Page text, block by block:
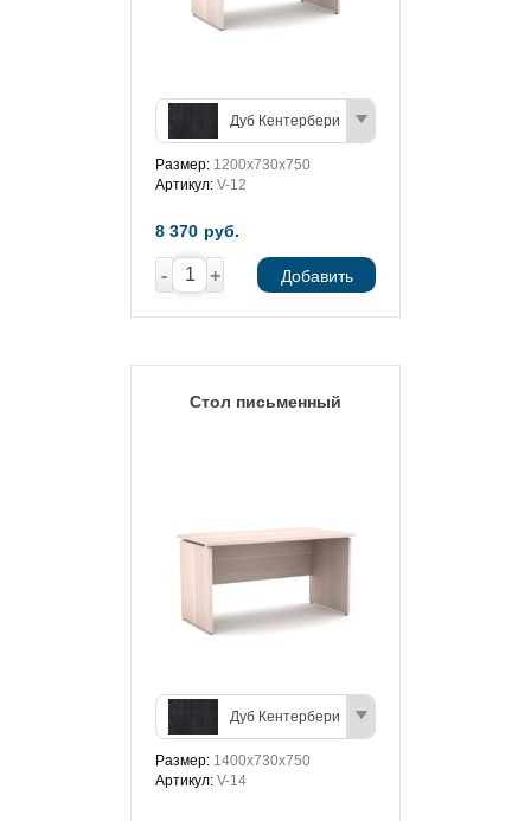
Дуб Кентербери
Размер: 1200х730х750
Артикул: V-12
8 370 руб.
- + Добавить
Стол письменный
Дуб Кентербери
Размер: 1400х730х750
Артикул: V-14